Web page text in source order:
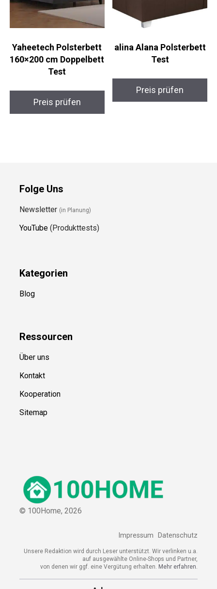
Yaheetech Polsterbett
160×200 cm Doppelbett
Test
Preis prüfen
alina Alana Polsterbett
Test
Preis prüfen
Folge Uns
Newsletter (in Planung)
YouTube (Produkttests)
Kategorien
Blog
Ressourcen
Über uns
Kontakt
Kooperation
Sitemap
© 100Home, 2026
Impressum Datenschutz
Unsere Redaktion wird durch Leser unterstützt. Wir verlinken u.a.
auf ausgewählte Online-Shops und Partner,
von denen wir ggf. eine Vergütung erhalten. Mehr erfahren.